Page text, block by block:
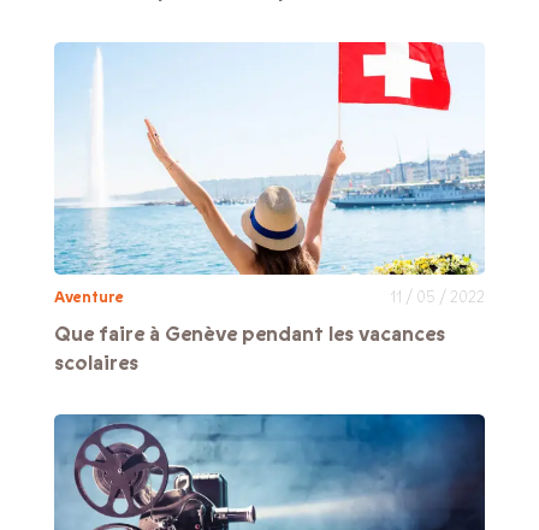
Aventure 11 / 05 / 2022
Que faire à Genève pendant les vacances
scolaires